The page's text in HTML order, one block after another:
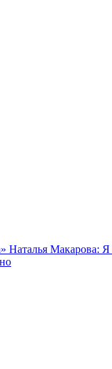
Наталья Макарова: Я